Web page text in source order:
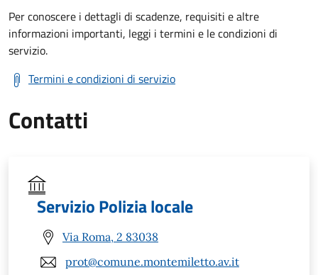
Per conoscere i dettagli di scadenze, requisiti e altre
informazioni importanti, leggi i termini e le condizioni di
servizio.
Termini e condizioni di servizio
Contatti
Servizio Polizia locale
Via Roma, 2 83038
prot@comune.montemiletto.av.it